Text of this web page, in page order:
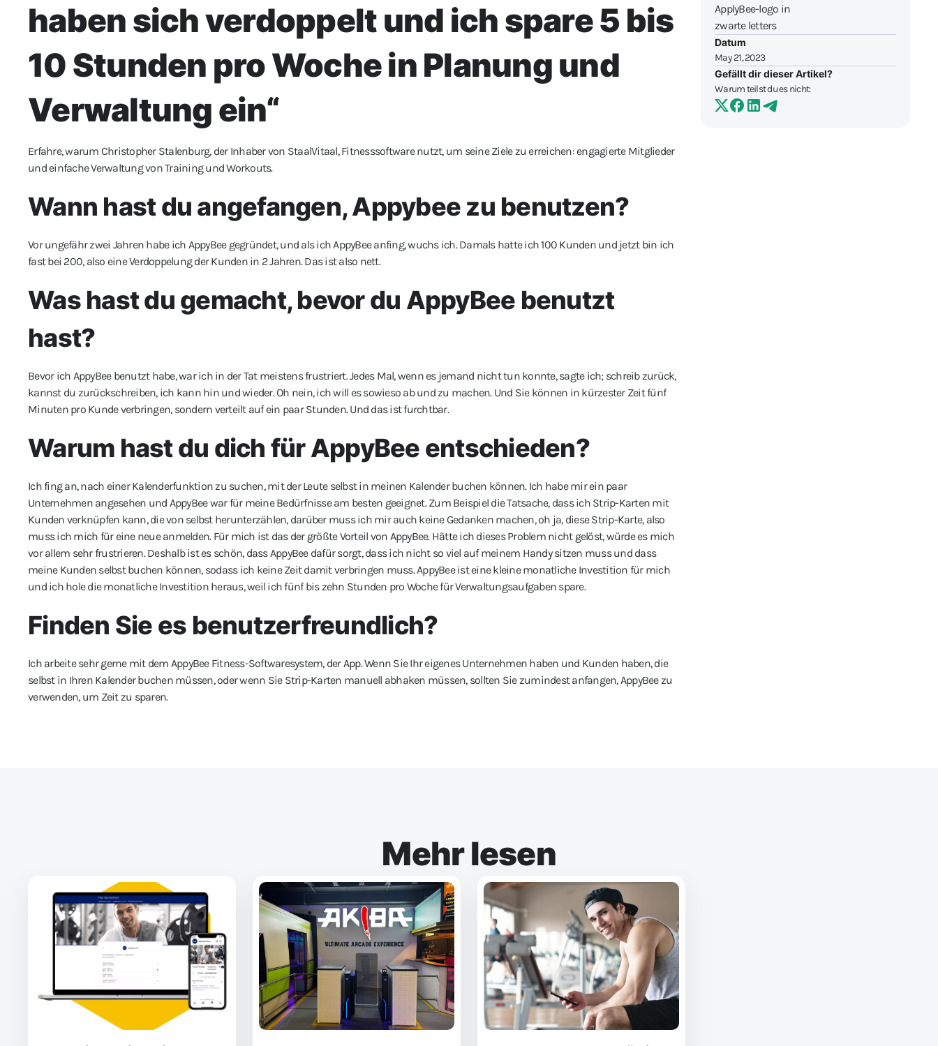
haben sich verdoppelt und ich spare 5 bis
10 Stunden pro Woche in Planung und
Verwaltung ein“
Erfahre, warum Christopher Stalenburg, der Inhaber von StaalVitaal, Fitnesssoftware nutzt, um seine Ziele zu erreichen: engagierte Mitglieder
und einfache Verwaltung von Training und Workouts.
Wann hast du angefangen, Appybee zu benutzen?
Vor ungefähr zwei Jahren habe ich AppyBee gegründet, und als ich AppyBee anfing, wuchs ich. Damals hatte ich 100 Kunden und jetzt bin ich
fast bei 200, also eine Verdoppelung der Kunden in 2 Jahren. Das ist also nett.
Was hast du gemacht, bevor du AppyBee benutzt
hast?
Bevor ich AppyBee benutzt habe, war ich in der Tat meistens frustriert. Jedes Mal, wenn es jemand nicht tun konnte, sagte ich; schreib zurück,
kannst du zurückschreiben, ich kann hin und wieder. Oh nein, ich will es sowieso ab und zu machen. Und Sie können in kürzester Zeit fünf
Minuten pro Kunde verbringen, sondern verteilt auf ein paar Stunden. Und das ist furchtbar.
Warum hast du dich für AppyBee entschieden?
Ich fing an, nach einer Kalenderfunktion zu suchen, mit der Leute selbst in meinen Kalender buchen können. Ich habe mir ein paar
Unternehmen angesehen und AppyBee war für meine Bedürfnisse am besten geeignet. Zum Beispiel die Tatsache, dass ich Strip-Karten mit
Kunden verknüpfen kann, die von selbst herunterzählen, darüber muss ich mir auch keine Gedanken machen, oh ja, diese Strip-Karte, also
muss ich mich für eine neue anmelden. Für mich ist das der größte Vorteil von AppyBee. Hätte ich dieses Problem nicht gelöst, würde es mich
vor allem sehr frustrieren. Deshalb ist es schön, dass AppyBee dafür sorgt, dass ich nicht so viel auf meinem Handy sitzen muss und dass
meine Kunden selbst buchen können, sodass ich keine Zeit damit verbringen muss. AppyBee ist eine kleine monatliche Investition für mich
und ich hole die monatliche Investition heraus, weil ich fünf bis zehn Stunden pro Woche für Verwaltungsaufgaben spare.
Finden Sie es benutzerfreundlich?
Ich arbeite sehr gerne mit dem AppyBee Fitness-Softwaresystem, der App. Wenn Sie Ihr eigenes Unternehmen haben und Kunden haben, die
selbst in Ihren Kalender buchen müssen, oder wenn Sie Strip-Karten manuell abhaken müssen, sollten Sie zumindest anfangen, AppyBee zu
verwenden, um Zeit zu sparen.
Datum
May 21, 2023
Gefällt dir dieser Artikel?
Warum teilst du es nicht:
Mehr lesen